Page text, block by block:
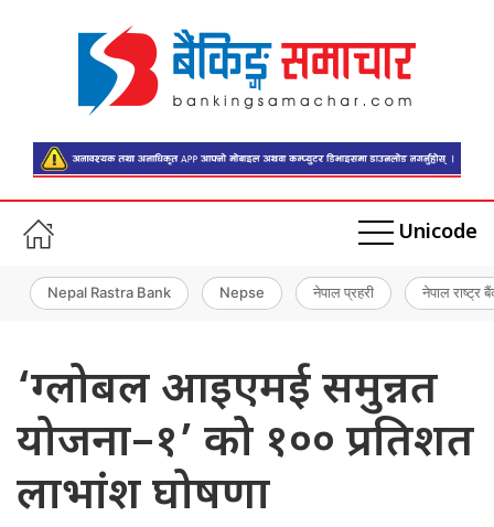
Unicode
Nepal Rastra Bank Nepse नेपाल प्रहरी नेपाल राष्ट्र
‘ग्लोबल आइएमई समुन्नत
योजना–१’ को १०० प्रतिशत
लाभांश घोषणा